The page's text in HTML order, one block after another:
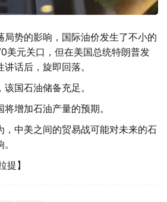
局势的影响，国际油价发生了不小的
美元关口，但在美国总统特朗普发
话后，旋即回落。
国石油储备充足。
增加石油产量的预期。
，中美之间的贸易战可能对未来的石
提】